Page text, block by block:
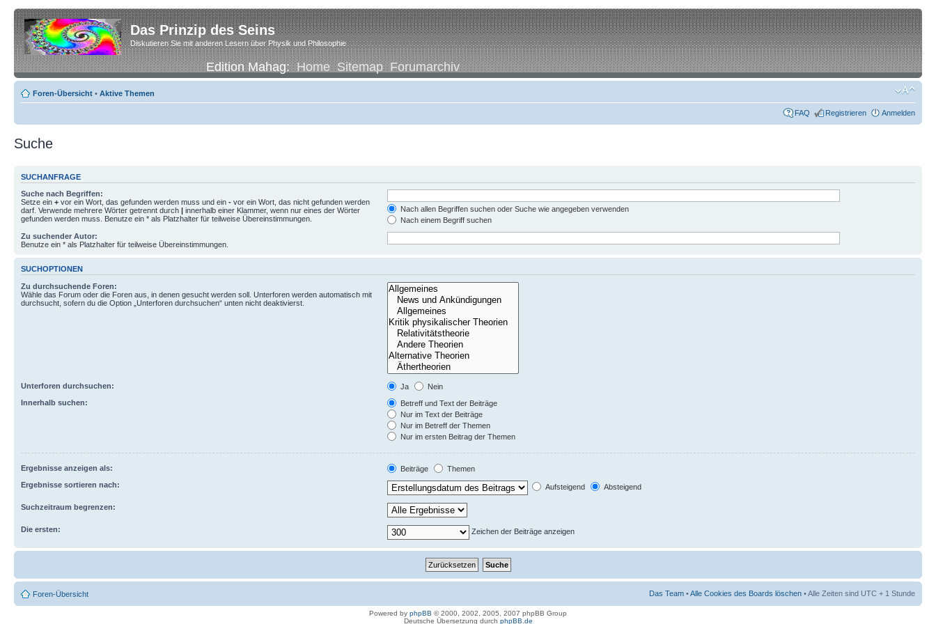
Das Prinzip des Seins
Diskutieren Sie mit anderen Lesern über Physik und Philosophie
Edition Mahag:Home Sitemap Forumarchiv
Foren-Übersicht • Aktive Themen
FAQ Registrieren Anmelden
Suche
SUCHANFRAGE
Suche nach Begriffen:
Setze ein + vor ein Wort, das gefunden werden muss und ein - vor ein Wort, das nicht gefunden werden
darf. Verwende mehrere Wörter getrennt durch | innerhalb einer Klammer, wenn nur eines der Wörter
gefunden werden muss. Benutze ein * als Platzhalter für teilweise Übereinstimmungen.
Nach allen Begriffen suchen oder Suche wie angegeben verwenden
Nach einem Begriff suchen
Zu suchender Autor:
Benutze ein * als Platzhalter für teilweise Übereinstimmungen.
SUCHOPTIONEN
Zu durchsuchende Foren:
Wähle das Forum oder die Foren aus, in denen gesucht werden soll. Unterforen werden automatisch mit
durchsucht, sofern du die Option „Unterforen durchsuchen“ unten nicht deaktivierst.
Unterforen durchsuchen: Ja
Nein
Innerhalb suchen:
Betreff und Text der Beiträge
Nur im Text der Beiträge
Nur im Betreff der Themen
Nur im ersten Beitrag der Themen
Ergebnisse anzeigen als: Beiträge
Themen
Ergebnisse sortieren nach:
Aufsteigend Absteigend
Suchzeitraum begrenzen:
Die ersten: Zeichen der Beiträge anzeigen
Foren-Übersicht Das Team •Alle Cookies des Boards löschen • Alle Zeiten sind UTC + 1 Stunde
Powered by phpBB © 2000, 2002, 2005, 2007 phpBB Group
Deutsche Übersetzung durch phpBB.de